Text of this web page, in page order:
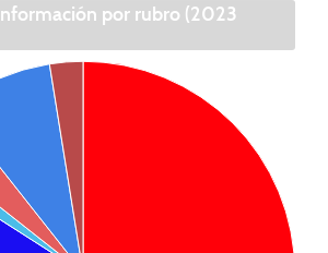
por rubro (2023